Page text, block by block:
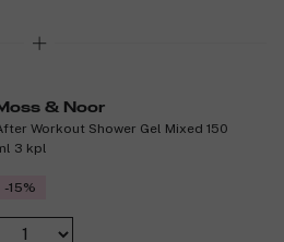
& Noor
Workout Shower Gel Mixed 150
3 kpl
-15%